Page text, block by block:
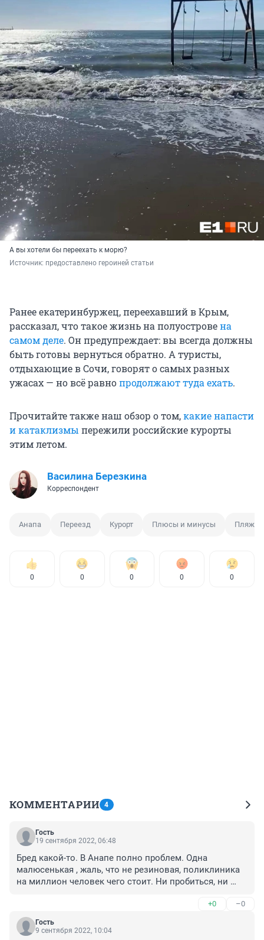
А вы хотели бы переехать к морю?
Источник: предоставлено героиней статьи
Ранее екатеринбуржец, переехавший в Крым,
рассказал, что такое жизнь на полуостровена
самом деле. Он предупреждает: вы всегда должны
быть готовы вернуться обратно. А туристы,
отдыхающие в Сочи, говорят о самых разных
ужасах — но всё равнопродолжают туда ехать.
Прочитайте также наш обзор о том,какие напасти
и катаклизмы пережили российские курорты
этим летом.
Василина Березкина
Корреспондент
Анапа Переезд Курорт Плюсы и минусы Пляж
0 0 0 0 0
КОММЕНТАРИИ 4
Гость
19 сентября 2022, 06:48
Бред какой-то. В Анапе полно проблем. Одна
малюсенькая , жаль, что не резиновая, поликлиника
на миллион человек чего стоит. Ни пробиться, ни
мед.обслуживание вообще молчу, это отдельная тема.
+0 –0
Гость
9 сентября 2022, 10:04